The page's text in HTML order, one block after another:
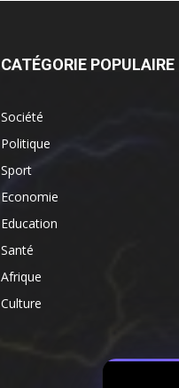
CATÉGORIE POPULAIRE
Société
Politique
Sport
Economie
Education
Santé
Afrique
Culture